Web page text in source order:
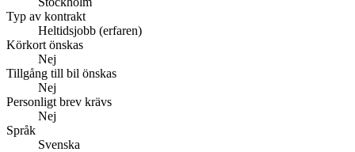
Typ av kontrakt
Heltidsjobb (erfaren)
Körkort önskas
Nej
Tillgång till bil önskas
Nej
Personligt brev krävs
Nej
Språk
Svenska